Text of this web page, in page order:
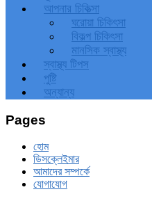
আপনার চিকিত্‍সা
ঘরোয়া চিকিৎসা
বিকল্প চিকিৎসা
মানসিক স্বাস্থ্য
স্বাস্থ্য টিপস
পুষ্টি
অন্যান্য
Pages
হোম
ডিসক্লেইমার
আমাদের সম্পর্কে
যোগাযোগ